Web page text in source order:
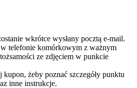
wkrótce wysłany pocztą e-mail.
telefonie komórkowym z ważnym
ze zdjęciem w punkcie
kupon, żeby poznać szczegóły punktu
inne instrukcje.